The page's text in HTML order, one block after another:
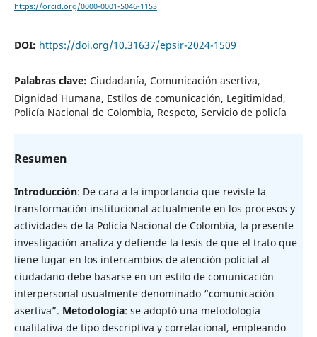
https://orcid.org/0000-0001-5046-1153
DOI: https://doi.org/10.31637/epsir-2024-1509
Palabras clave: Ciudadanía, Comunicación asertiva,
Dignidad Humana, Estilos de comunicación, Legitimidad,
Policía Nacional de Colombia, Respeto, Servicio de policía
Resumen
Introducción: De cara a la importancia que reviste la
transformación institucional actualmente en los procesos y
actividades de la Policía Nacional de Colombia, la presente
investigación analiza y defiende la tesis de que el trato que
tiene lugar en los intercambios de atención policial al
ciudadano debe basarse en un estilo de comunicación
interpersonal usualmente denominado “comunicación
asertiva”. Metodología: se adoptó una metodología
cualitativa de tipo descriptiva y correlacional, empleando